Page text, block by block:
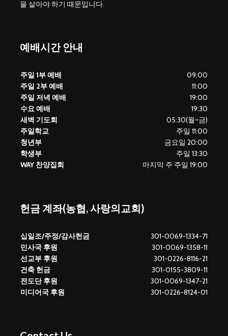
을 살아야 하기 때문입니다.
예배시간 안내
주일 1부 예배
09:00
주일 2부 예배
11:00
주일 저녁 예배
19:00
수요 예배
19:30
새벽 기도회
05:30(월~금)
주일학교
주일 11:00
청년부
금요일 20:00
학생부
주일 13:30
WAY 찬양집회
마지막 주 주일 19:00
헌금 계좌(농협, 사랑의교회)
십일조/주정/감사헌금
301-0069-1334-71
민사국 후원
301-0069-1358-11
선교부 후원
301-0226-8116-21
건축 헌금
301-0155-3809-11
전도단 후원
301-0069-1347-21
미디어국 후원
301-0226-8124-01